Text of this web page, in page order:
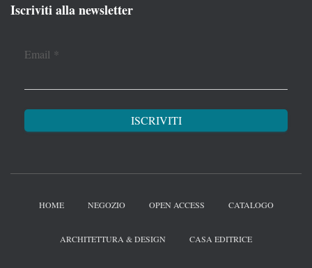
Iscriviti alla newsletter
Email *
HOME NEGOZIO OPEN ACCESS CATALOGO
ARCHITETTURA & DESIGN CASA EDITRICE